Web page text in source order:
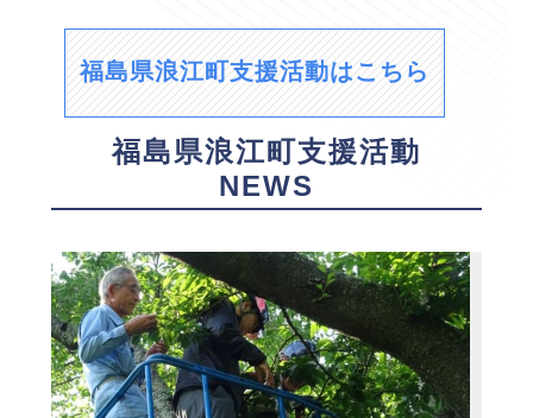
福島県浪江町支援活動はこちら
福島県浪江町支援活動
NEWS